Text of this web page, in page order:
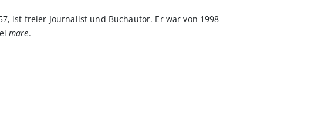
ist freier Journalist und Buchautor. Er war von 1998
mare.